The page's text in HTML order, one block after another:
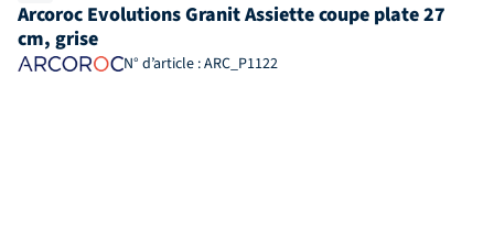
Arcoroc Evolutions Granit Assiette coupe plate 27
cm, grise
N° d’article : ARC_P1122